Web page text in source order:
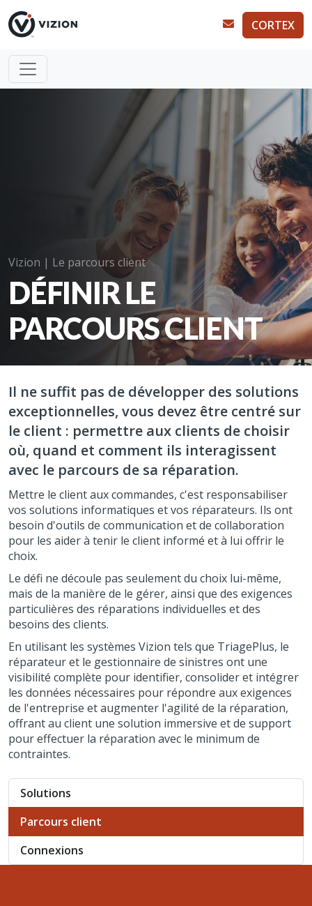
CORTEX
Vizion | Le parcours client
DÉFINIR LE
PARCOURS CLIENT
Il ne suffit pas de développer des solutions
exceptionnelles, vous devez être centré sur
le client : permettre aux clients de choisir
où, quand et comment ils interagissent
avec le parcours de sa réparation.
Mettre le client aux commandes, c'est responsabiliser
vos solutions informatiques et vos réparateurs. Ils ont
besoin d'outils de communication et de collaboration
pour les aider à tenir le client informé et à lui offrir le
choix.
Le défi ne découle pas seulement du choix lui-même,
mais de la manière de le gérer, ainsi que des exigences
particulières des réparations individuelles et des
besoins des clients.
En utilisant les systèmes Vizion tels que TriagePlus, le
réparateur et le gestionnaire de sinistres ont une
visibilité complète pour identifier, consolider et intégrer
les données nécessaires pour répondre aux exigences
de l'entreprise et augmenter l'agilité de la réparation,
offrant au client une solution immersive et de support
pour effectuer la réparation avec le minimum de
contraintes.
Solutions
Parcours client
Connexions